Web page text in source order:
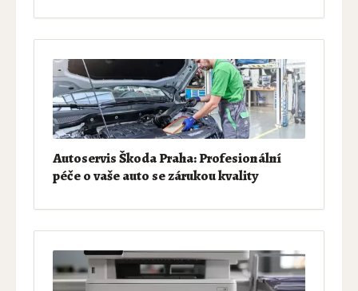
Autoservis Škoda Praha: Profesionální
péče o vaše auto se zárukou kvality